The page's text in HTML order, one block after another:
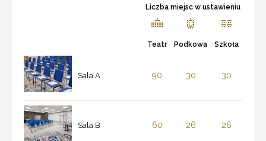
Liczba miejsc w ustawieniu
Teatr Podkowa Szkoła
Sala A 90 30 30
Sala B 60 26 26